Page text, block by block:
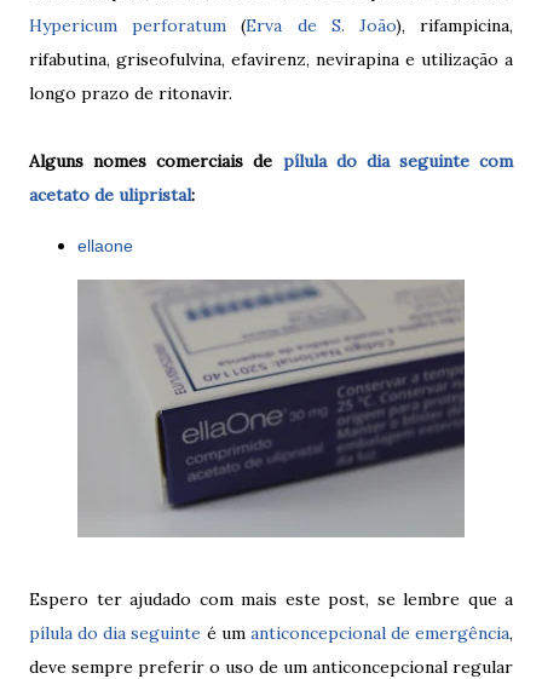
Hypericum perforatum (Erva de S. João), rifampicina,
rifabutina, griseofulvina, efavirenz, nevirapina e utilização a
longo prazo de ritonavir.
Alguns nomes comerciais de pílula do dia seguinte com
acetato de ulipristal:
ellaone
Espero ter ajudado com mais este post, se lembre que a
pílula do dia seguinte é um anticoncepcional de emergência,
deve sempre preferir o uso de um anticoncepcional regular